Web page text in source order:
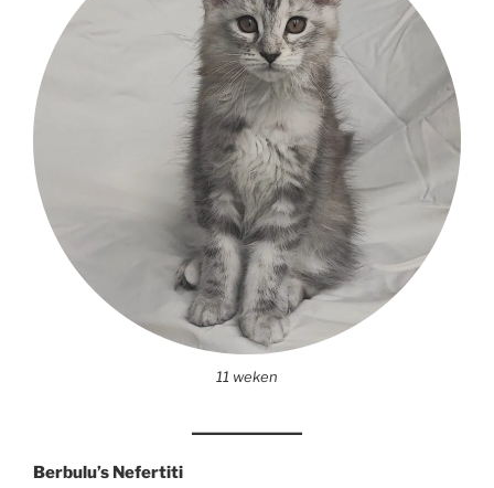
11 weken
Berbulu’s Nefertiti